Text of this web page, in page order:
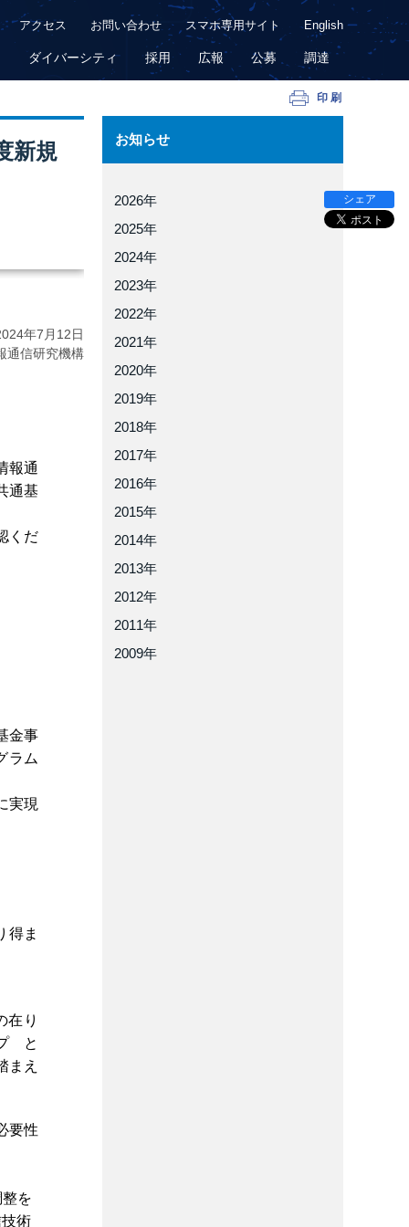
アクセス お問い合わせ スマホ専用サイト English
ダイバーシティ 採用 広報 公募 調達
印刷
シェア
新規
年7月12日
通信研究機構
報通
通基
くだ
金事
ラム
実現
得ま
在り
と
まえ
要性
を
術
お知らせ
2026年
2025年
2024年
2023年
2022年
2021年
2020年
2019年
2018年
2017年
2016年
2015年
2014年
2013年
2012年
2011年
2009年